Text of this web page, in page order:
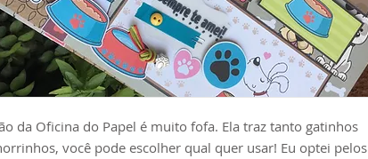
da Oficina do Papel é muito fofa. Ela traz tanto gatinhos
você pode escolher qual quer usar! Eu optei pelos